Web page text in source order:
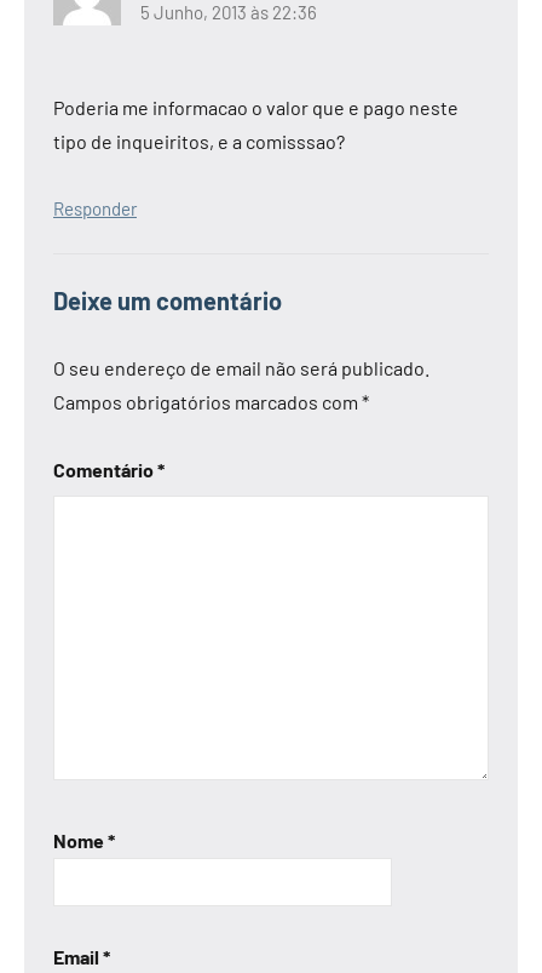
5 Junho, 2013 às 22:36
Poderia me informacao o valor que e pago neste
tipo de inqueiritos, e a comisssao?
Responder
Deixe um comentário
O seu endereço de email não será publicado.
Campos obrigatórios marcados com *
Comentário*
Nome*
Email *